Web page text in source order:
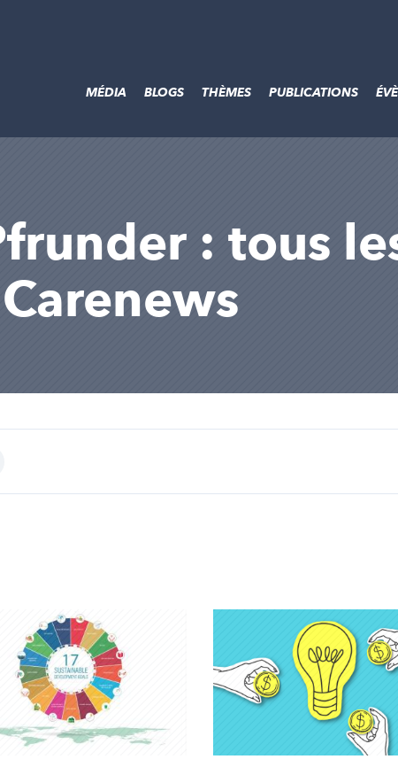
MÉDIA BLOGS THÈMES PUBLICATIONS
: tous